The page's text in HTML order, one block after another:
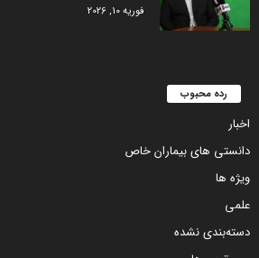
فوریه 10, 2026
رده محبوب
اخبار
دانستی های بیماران خاص
ویژه ها
علمی
دسته‌بندی نشده